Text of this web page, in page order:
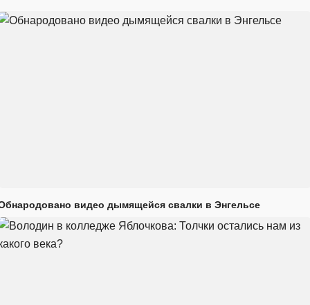
видео дымящейся свалки в Энгельсе